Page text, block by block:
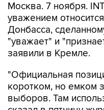
Москва. 7 ноября.
уважением
Донбасса,
"уважает" и
заявили в Кремле.
"Официальная
коротком, но емком
выборов. Там